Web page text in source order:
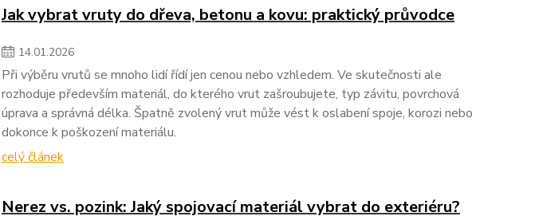
Jak vybrat vruty do dřeva, betonu a kovu: praktický průvodce
14.01.2026
Při výběru vrutů se mnoho lidí řídí jen cenou nebo vzhledem. Ve skutečnosti ale
rozhoduje především materiál, do kterého vrut zašroubujete, typ závitu, povrchová
úprava a správná délka. Špatně zvolený vrut může vést k oslabení spoje, korozi nebo
dokonce k poškození materiálu.
celý článek
Nerez vs. pozink: Jaký spojovací materiál vybrat do exteriéru?